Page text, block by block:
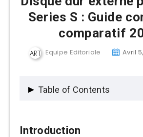
Series S : Guide
comparatif
Equipe Editoriale Avril
Table of Contents
Introduction